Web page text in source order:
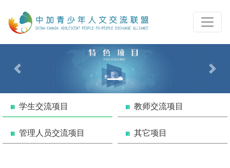
Previous Next
学生交流项目 教师交流项目
管理人员交流项目 其它项目